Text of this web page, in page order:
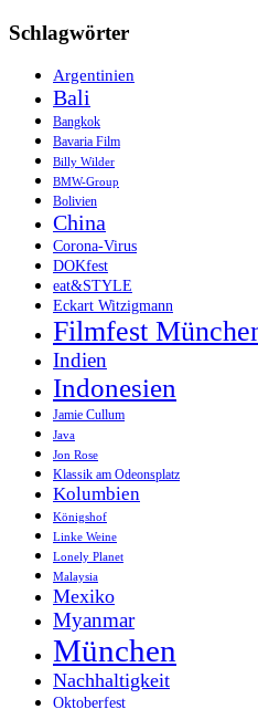
Schlagwörter
Argentinien
Bali
Bangkok
Bavaria Film
Billy Wilder
BMW-Group
Bolivien
China
Corona-Virus
DOKfest
eat&STYLE
Eckart Witzigmann
Filmfest
Indien
Indonesien
Jamie Cullum
Java
Jon Rose
Klassik am Odeonsplatz
Kolumbien
Königshof
Linke Weine
Lonely Planet
Malaysia
Mexiko
Myanmar
München
Nachhaltigkeit
Oktoberfest